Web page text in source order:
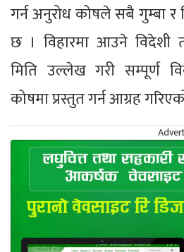
गर्न अनुरोध कोषले सबै गुम्बा र
छ । विहारमा आउने विदेशी
मिति उल्लेख गरी सम्पूर्ण
कोषमा प्रस्तुत गर्न आग्रह